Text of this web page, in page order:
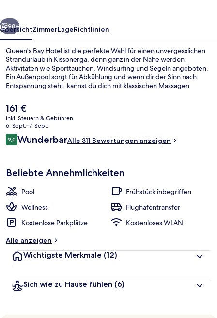
Weiter
98+
ÜbersichtZimmerLageRichtlinien
Queen's Bay Hotel ist die perfekte Wahl für einen unvergesslichen
Strandurlaub in Kissonerga, denn ganz in der Nähe werden
Aktivitäten wie Sporttauchen, Windsurfing und Segeln angeboten.
Ein Außenpool sorgt für Abkühlung und wenn dir der Sinn nach
Entspannung steht, kannst du dich mit klassischen Massagen
ausschließlich Abendessen. Zu den weiteren Highlights gehören 2
Bars/Lounges, Dachterrasse und eine Poolbar. Das hilfsbereite
Personal und der allgemeine Zustand erhalten gute Bewertungen
von anderen Reisenden.
Der
aktuelle
Preis
beträgt
161 €.
161 €
inkl. Steuern & Gebühren
6. Sept.–7. Sept.
Bewertungen
9,09,0 von 10.
WunderbarAlle 311 Bewertungen anzeigen
Beliebte Annehmlichkeiten
Pool
Frühstück inbegriffen
Wellness
Flughafentransfer
Kostenlose Parkplätze
Kostenloses WLAN
Alle anzeigen
Wichtigste Merkmale (12)
Sich wie zu Hause fühlen (6)